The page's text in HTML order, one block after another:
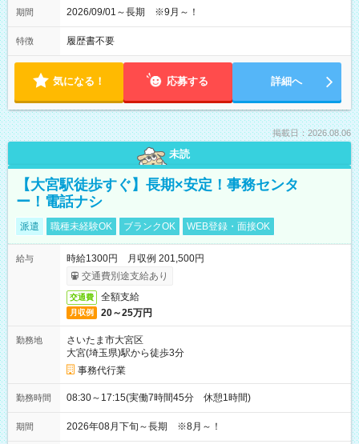
期間 2026/09/01～長期 ※9月～！
特徴 履歴書不要
気になる！ 応募する 詳細へ
掲載日：2026.08.06
未読
【大宮駅徒歩すぐ】長期×安定！事務センタ
ー！電話ナシ
派遣 職種未経験OK ブランクOK WEB登録・面接OK
給与
時給1300円 月収例 201,500円
交通費別途支給あり
交通費 全額支給
月収例 20～25万円
勤務地
さいたま市大宮区
大宮(埼玉県)駅から徒歩3分
事務代行業
勤務時間 08:30～17:15(実働7時間45分 休憩1時間)
期間 2026年08月下旬～長期 ※8月～！